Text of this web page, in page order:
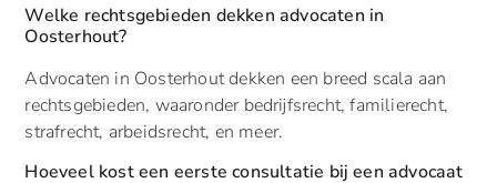
Welke rechtsgebieden dekken advocaten in
Oosterhout?
Advocaten in Oosterhout dekken een breed scala aan
rechtsgebieden, waaronder bedrijfsrecht, familierecht,
strafrecht, arbeidsrecht, en meer.
Hoeveel kost een eerste consultatie bij een advocaat